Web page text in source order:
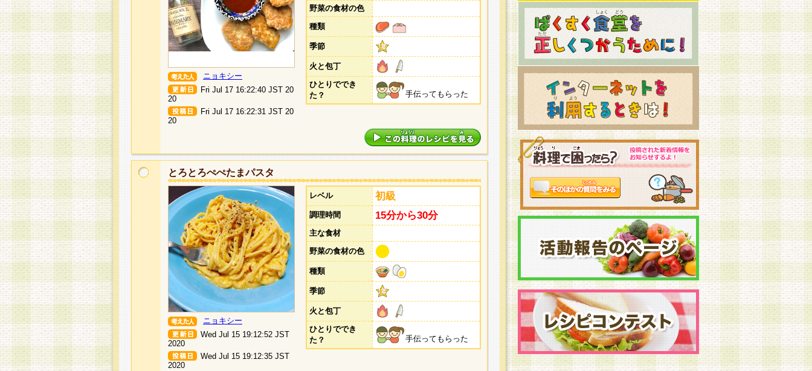
ニョキシー
Fri Jul 17 16:22:40 JST 20
20
Fri Jul 17 16:22:31 JST 20
20
野菜の食材の色
種類
季節
火と包丁
ひとりででき
た？
手伝ってもらった
とろとろぺぺたまパスタ
ニョキシー
Wed Jul 15 19:12:52 JST
2020
Wed Jul 15 19:12:35 JST
2020
レベル 初級
調理時間 15分から30分
主な食材
野菜の食材の色
種類
季節
火と包丁
ひとりででき
た？
手伝ってもらった